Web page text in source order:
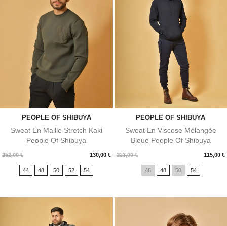
PEOPLE OF SHIBUYA
Sweat En Maille Stretch Kaki
People Of Shibuya
252,00 € 130,00 €
Prix
44 48 50 52 54
PEOPLE OF SHIBUYA
Sweat En Viscose Mélangée
Bleue People Of Shibuya
223,00 € 115,00 €
Prix
46 48 50 54